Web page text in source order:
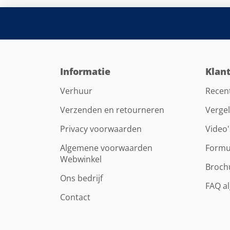
Informatie
Verhuur
Verzenden en retourneren
Privacy voorwaarden
Algemene voorwaarden
Webwinkel
Ons bedrijf
Contact
FAQ